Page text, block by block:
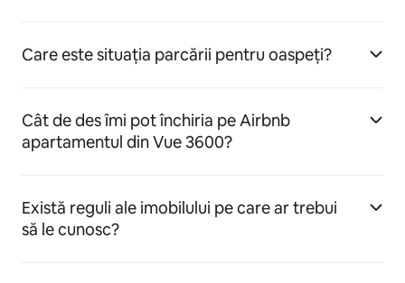
Care este situația parcării pentru oaspeți?
Cât de des îmi pot închiria pe Airbnb
apartamentul din Vue 3600?
Există reguli ale imobilului pe care ar trebui
să le cunosc?